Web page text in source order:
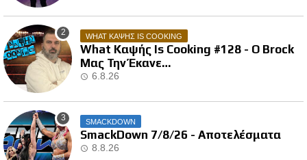
WHAT ΚΑΨΗΣ IS COOKING
What Καψής Is Cooking #128 - Ο Brock
Μας Την Έκανε…
6.8.26
SMACKDOWN
SmackDown 7/8/26 - Αποτελέσματα
8.8.26